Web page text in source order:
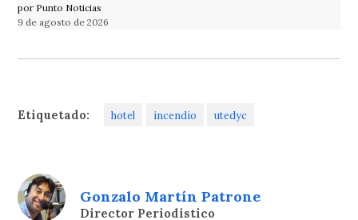
por Punto Noticias
9 de agosto de 2026
Etiquetado: hotel incendio utedyc
Gonzalo Martín Patrone
Director Periodistico